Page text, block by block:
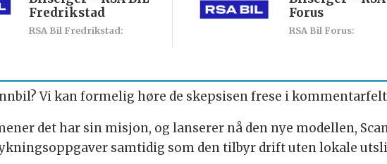
RSA Bil Fredrikstad:
Fredrikstad
RSA Bil Forus:
Forus
Vi kan formelig høre de skepsisen frese i
det har sin misjon, og lanserer nå den nye modellen,
samtidig som den tilbyr drift uten lokale